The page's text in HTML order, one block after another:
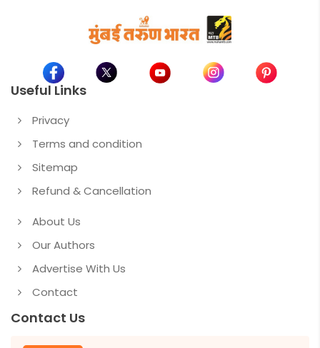
Useful Links
Privacy
Terms and condition
Sitemap
Refund & Cancellation
About Us
Our Authors
Advertise With Us
Contact
Contact Us